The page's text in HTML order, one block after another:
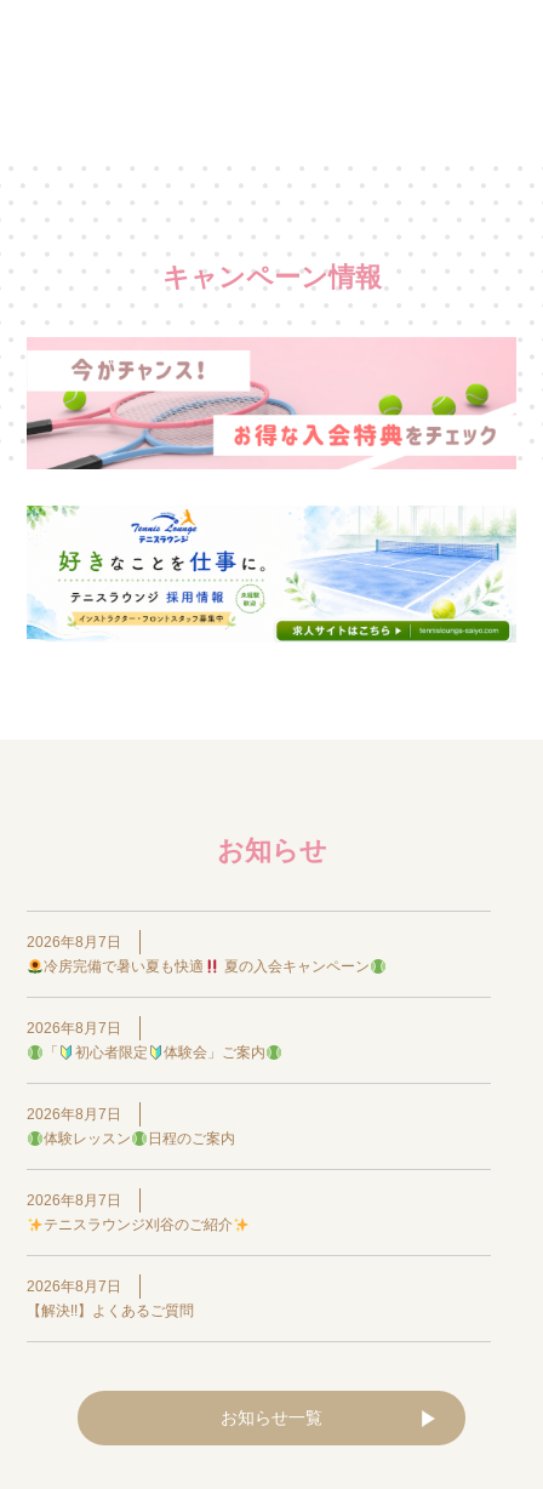
キャンペーン情報
お知らせ
2026年8月7日
冷房完備で暑い夏も快適
夏の入会キャンペーン
2026年8月7日
「
初心者限定 体験会」ご案内
2026年8月7日
体験レッスン
日程のご案内
2026年8月7日
テニスラウンジ刈谷のご紹介
2026年8月7日
【解決!!】よくあるご質問
お知らせ一覧